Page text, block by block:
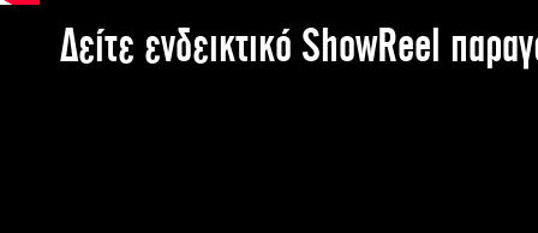
Δείτε ενδεικτικό ShowReel